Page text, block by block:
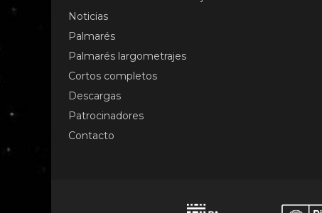
Noticias
Palmarés
Palmarés largometrajes
Cortos completos
Descargas
Patrocinadores
Contacto